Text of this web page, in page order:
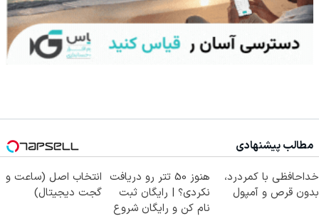
مطالب پیشنهادی
خداحافظی با کمردرد،
بدون قرص و آمپول
هنوز 50 تتر رو دریافت
نکردی؟ | رایگان ثبت
نام کن و رایگان شروع
انتخاب اصل (ساعت و
گجت دیجیتال)